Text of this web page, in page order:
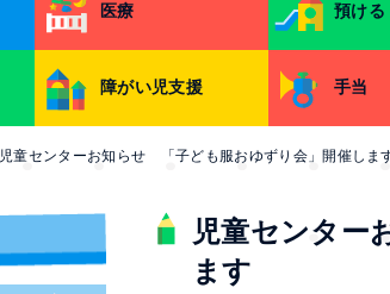
医療 預ける
障がい児支援 手当
児童センターお知らせ 「子ども服おゆずり会」開催しま
児童センター
ます